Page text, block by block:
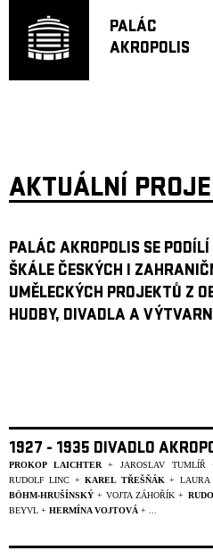
PALÁC
AKROPOLIS
AKTUÁLNÍ
PALÁC AKROPOLIS SE
ŠKÁLE ČESKÝCH I
UMĚLECKÝCH PROJEKTŮ Z
HUDBY, DIVADLA A
1927 - 1935 DIVADLO
PROKOP LAICHTER+ JAROSLAV TUMLÍŘ
RUDOLF LINC +KAREL TŘEŠŇÁK +
BÖHM-HRUŠÍNSKÝ + VOJTA ZÁHOŘÍK +
BEYVL + HERMÍNA VOJTOVÁ + ...